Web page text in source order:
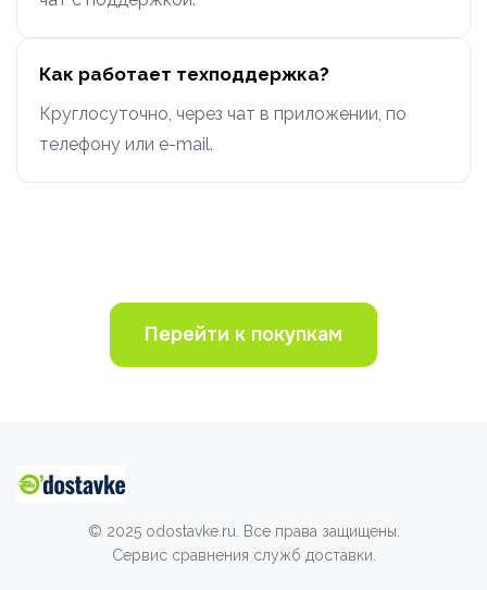
Как работает техподдержка?
Круглосуточно, через чат в приложении, по
телефону или e-mail.
Перейти к покупкам
© 2025 odostavke.ru. Все права защищены.
Сервис сравнения служб доставки.